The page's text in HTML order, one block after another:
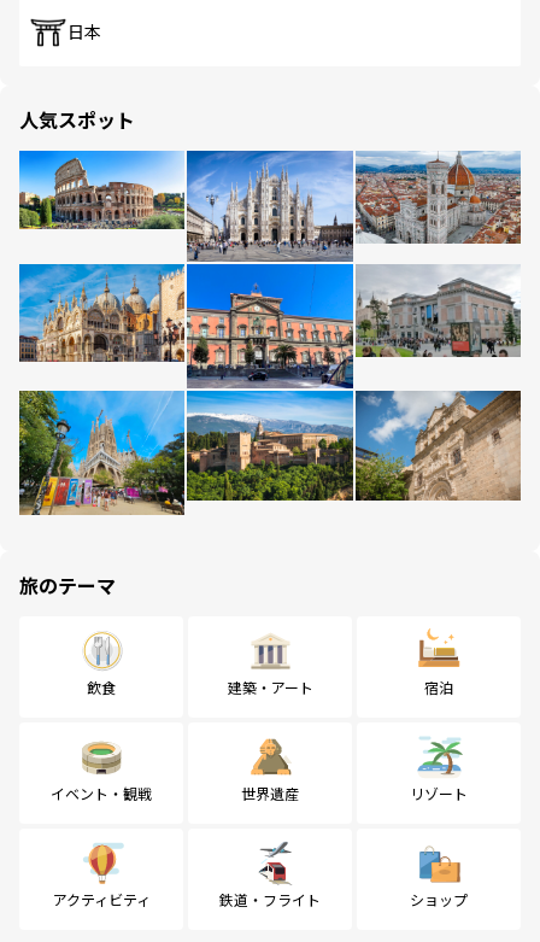
日本
人気スポット
旅のテーマ
飲食 建築・アート 宿泊
イベント・観戦 世界遺産 リゾート
アクティビティ 鉄道・フライト ショップ